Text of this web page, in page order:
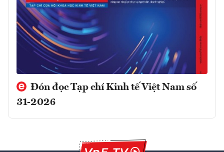
Đón đọc Tạp chí Kinh tế Việt Nam số
31-2026